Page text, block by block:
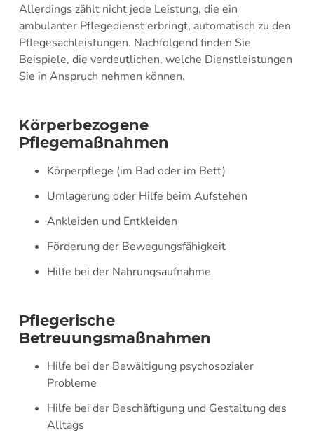
Allerdings zählt nicht jede Leistung, die ein
ambulanter Pflegedienst erbringt, automatisch zu den
Pflegesachleistungen. Nachfolgend finden Sie
Beispiele, die verdeutlichen, welche Dienstleistungen
Sie in Anspruch nehmen können.
Körperbezogene
Pflegemaßnahmen
Körperpflege (im Bad oder im Bett)
Umlagerung oder Hilfe beim Aufstehen
Ankleiden und Entkleiden
Förderung der Bewegungsfähigkeit
Hilfe bei der Nahrungsaufnahme
Pflegerische
Betreuungsmaßnahmen
Hilfe bei der Bewältigung psychosozialer
Probleme
Hilfe bei der Beschäftigung und Gestaltung des
Alltags